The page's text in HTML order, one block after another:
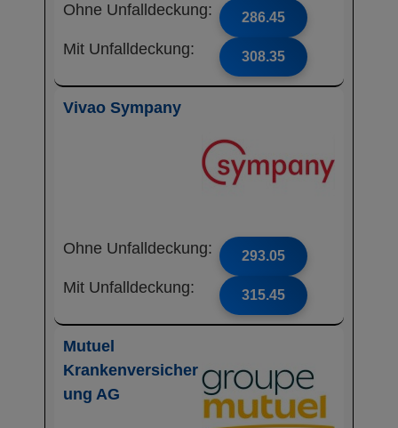
Ohne Unfalldeckung: 286.45
Mit Unfalldeckung: 308.35
Vivao Sympany
Ohne Unfalldeckung: 293.05
Mit Unfalldeckung: 315.45
Mutuel
Krankenversicher
ung AG